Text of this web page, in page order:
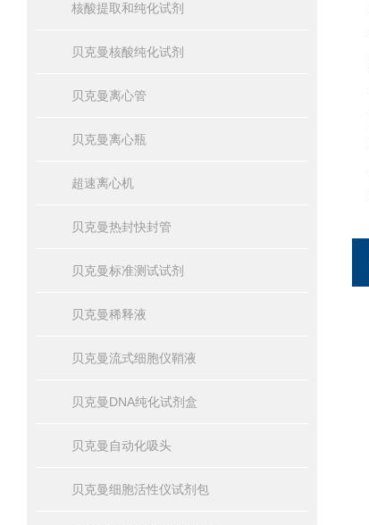
核酸提取和纯化试剂
贝克曼核酸纯化试剂
贝克曼离心管
贝克曼离心瓶
超速离心机
贝克曼热封快封管
贝克曼标准测试试剂
贝克曼稀释液
贝克曼流式细胞仪鞘液
贝克曼DNA纯化试剂盒
贝克曼自动化吸头
贝克曼细胞活性仪试剂包